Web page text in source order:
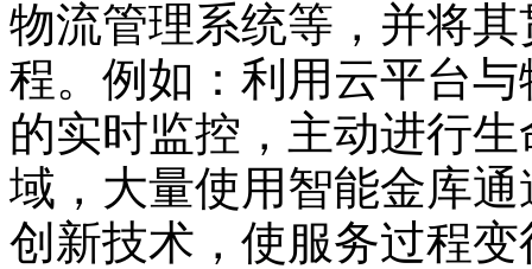
物流管理系统等，并将
程。例如：利用云平台
的实时监控，主动进行
域，大量使用智能金库
创新技术，使服务过程